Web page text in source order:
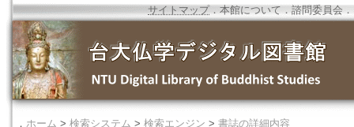
サイトマップ．本館について ． 諮問委員会 ．
． ホーム > 検索システム > 検索エンジン > 書誌の詳細内容